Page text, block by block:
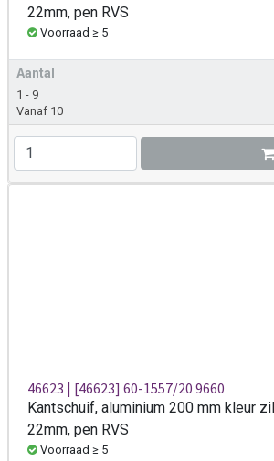
22mm, pen RVS
Voorraad ≥ 5
Aantal
1 - 9
Vanaf 10
46623 | [46623] 60-1557/20 9660
Kantschuif, aluminium 200 mm kleur
22mm, pen RVS
Voorraad ≥ 5